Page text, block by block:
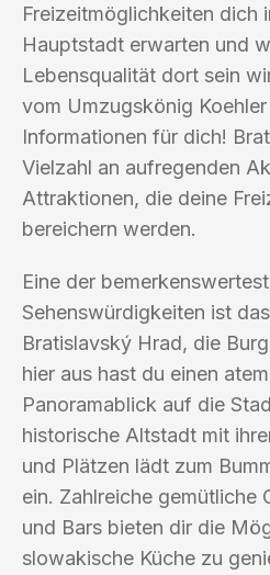
Freizeitmöglichkeiten dich
Hauptstadt erwarten und
Lebensqualität dort sein
vom Umzugskönig
Informationen für dich!
Vielzahl an aufregenden
Attraktionen, die deine
bereichern werden.
Eine der
Sehenswürdigkeiten ist
Bratislavský Hrad, die
hier aus hast du einen
Panoramablick auf die
historische Altstadt mit
und Plätzen lädt zum
ein. Zahlreiche gemütliche
und Bars bieten dir die
slowakische Küche zu